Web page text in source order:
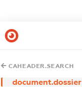
CAHEADER.SEARCH
document.dossier